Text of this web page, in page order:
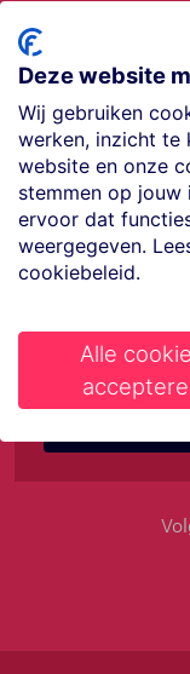
Vraag
€35,-
Deze website
Wij gebruiken
werken, inzicht te
website en onze
stemmen op jouw
ervoor dat
weergegeven.
cookiebeleid.
Alle